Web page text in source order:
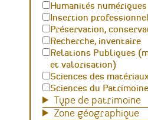
Humanités numériques
Insertion
Préservation,
Recherche, inventaire
Relations Publiques
et valorisation)
Sciences des
Sciences du
Type de patrimoine
Zone géographique